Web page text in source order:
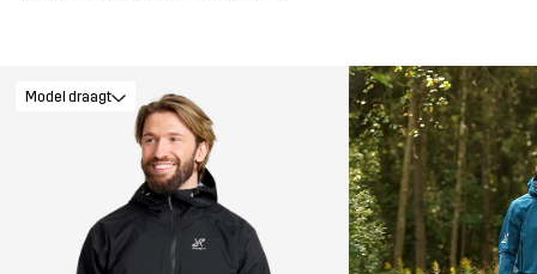
Model draagt